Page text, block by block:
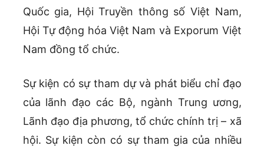
Quốc gia, Hội Truyền thông số Việt Nam,
Hội Tự động hóa Việt Nam và Exporum Việt
Nam đồng tổ chức.
Sự kiện có sự tham dự và phát biểu chỉ đạo
của lãnh đạo các Bộ, ngành Trung ương,
Lãnh đạo địa phương, tổ chức chính trị – xã
hội. Sự kiện còn có sự tham gia của nhiều